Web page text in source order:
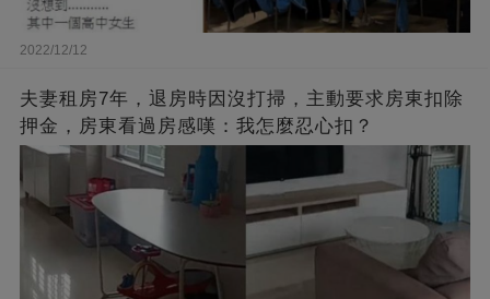
2022/12/12
夫妻租房7年，退房時因沒打掃，主動要求房東扣除
押金，房東看過房感嘆：我怎麼忍心扣？